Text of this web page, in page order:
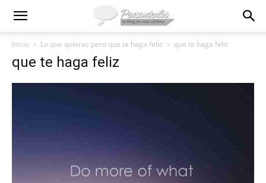
Inicio Lo que quieras pero que te haga feliz que te haga feliz
que te haga feliz